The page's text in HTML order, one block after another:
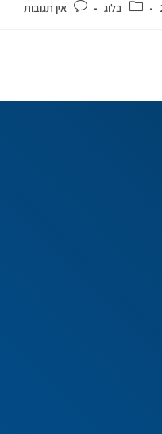
בלוג אין תגובות